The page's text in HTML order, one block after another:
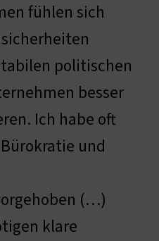
fühlen sich
politischen
besser
Ich habe oft
und
(…)
klare